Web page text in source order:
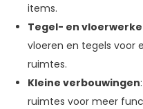
items.
Tegel- en
vloeren en tegels voor
ruimtes.
Kleine verbouwingen
ruimtes voor meer